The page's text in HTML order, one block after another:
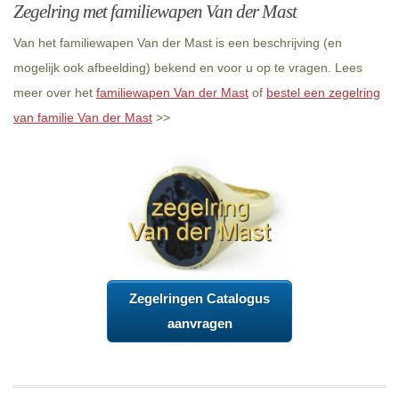
Zegelring met familiewapen Van der Mast
Van het familiewapen Van der Mast is een beschrijving (en
mogelijk ook afbeelding) bekend en voor u op te vragen. Lees
meer over het familiewapen Van der Mast of bestel een zegelring
van familie Van der Mast >>
Zegelringen Catalogus
aanvragen